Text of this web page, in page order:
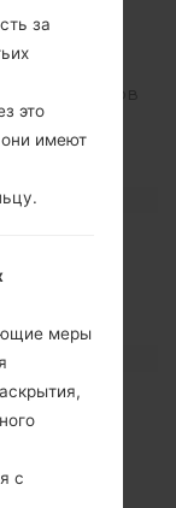
миллиметров
дюйма)
унции)
5.0
MHz
за
это
имеют
меры
с